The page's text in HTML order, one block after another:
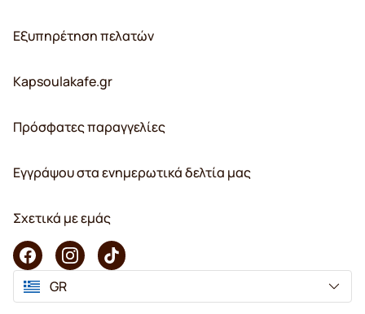
Εξυπηρέτηση πελατών
Kapsoulakafe.gr
Πρόσφατες παραγγελίες
Εγγράψου στα ενημερωτικά δελτία μας
Σχετικά με εμάς
GR